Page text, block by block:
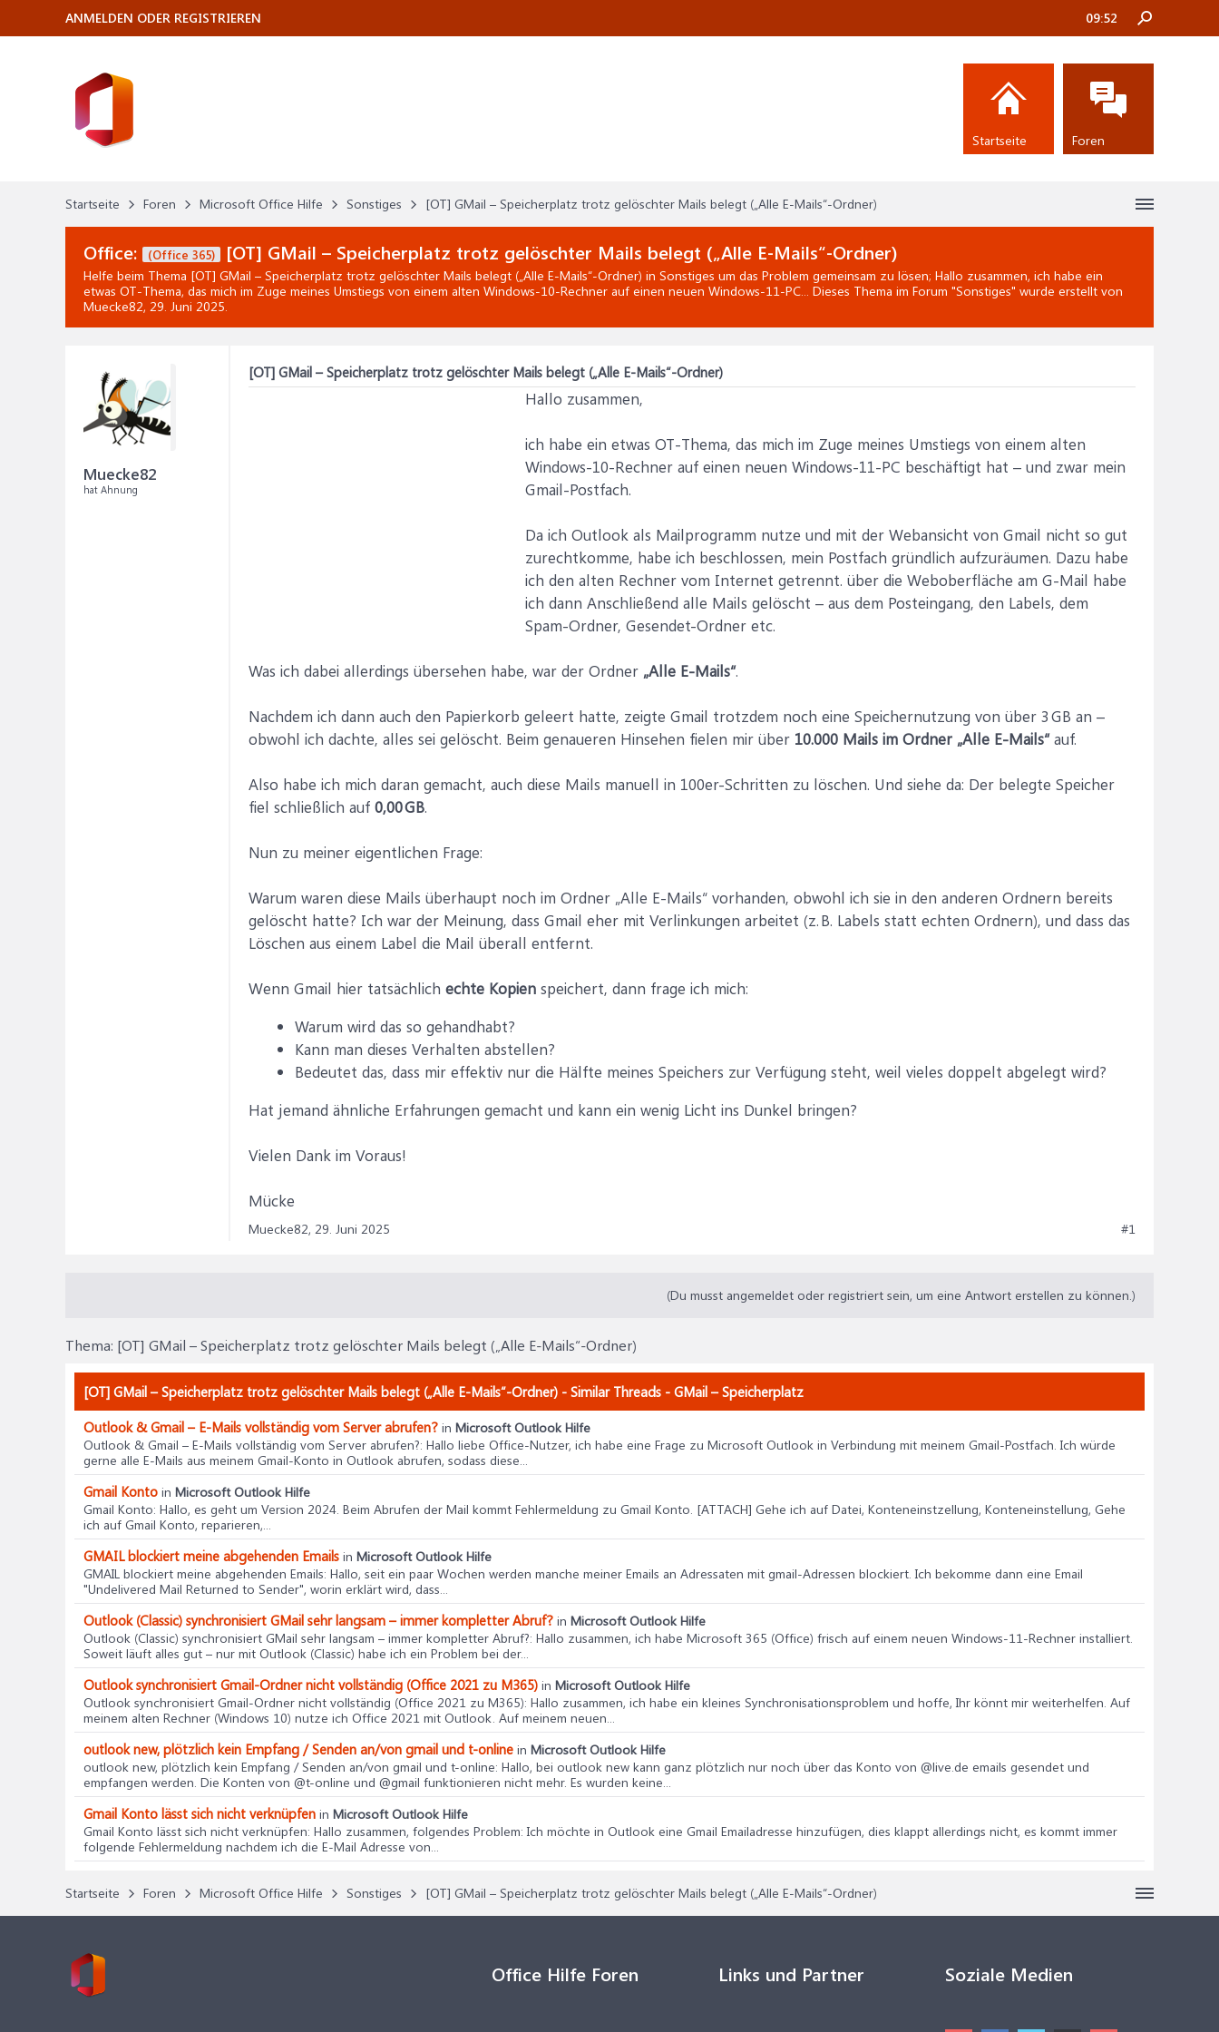
Startseite Foren Microsoft Office Hilfe Sonstiges [OT] GMail – Speicherplatz trotz gelöschter Mails belegt („Alle E-Mails“-Ordner)
Office: (Office 365) [OT] GMail – Speicherplatz trotz gelöschter Mails belegt („Alle E-Mails“-Ordner)
Helfe beim Thema [OT] GMail – Speicherplatz trotz gelöschter Mails belegt („Alle E-Mails“-Ordner) in Sonstiges um das Problem gemeinsam zu lösen; Hallo zusammen, ich habe ein
etwas OT-Thema, das mich im Zuge meines Umstiegs von einem alten Windows-10-Rechner auf einen neuen Windows-11-PC... Dieses Thema im Forum "Sonstiges" wurde erstellt von
Muecke82, 29. Juni 2025.
Muecke82
hat Ahnung
[OT] GMail – Speicherplatz trotz gelöschter Mails belegt („Alle E-Mails“-Ordner)
Hallo zusammen,
ich habe ein etwas OT-Thema, das mich im Zuge meines Umstiegs von einem alten
Windows-10-Rechner auf einen neuen Windows-11-PC beschäftigt hat – und zwar mein
Gmail-Postfach.
Da ich Outlook als Mailprogramm nutze und mit der Webansicht von Gmail nicht so gut
zurechtkomme, habe ich beschlossen, mein Postfach gründlich aufzuräumen. Dazu habe
ich den alten Rechner vom Internet getrennt. über die Weboberfläche am G-Mail habe
ich dann Anschließend alle Mails gelöscht – aus dem Posteingang, den Labels, dem
Spam-Ordner, Gesendet-Ordner etc.
Was ich dabei allerdings übersehen habe, war der Ordner „Alle E-Mails“.
Nachdem ich dann auch den Papierkorb geleert hatte, zeigte Gmail trotzdem noch eine Speichernutzung von über 3 GB an –
obwohl ich dachte, alles sei gelöscht. Beim genaueren Hinsehen fielen mir über 10.000 Mails im Ordner „Alle E-Mails“auf.
Also habe ich mich daran gemacht, auch diese Mails manuell in 100er-Schritten zu löschen. Und siehe da: Der belegte Speicher
fiel schließlich auf 0,00 GB.
Nun zu meiner eigentlichen Frage:
Warum waren diese Mails überhaupt noch im Ordner „Alle E-Mails“ vorhanden, obwohl ich sie in den anderen Ordnern bereits
gelöscht hatte? Ich war der Meinung, dass Gmail eher mit Verlinkungen arbeitet (z. B. Labels statt echten Ordnern), und dass das
Löschen aus einem Label die Mail überall entfernt.
Wenn Gmail hier tatsächlich echte Kopien speichert, dann frage ich mich:
Warum wird das so gehandhabt?
Kann man dieses Verhalten abstellen?
Bedeutet das, dass mir effektiv nur die Hälfte meines Speichers zur Verfügung steht, weil vieles doppelt abgelegt wird?
Hat jemand ähnliche Erfahrungen gemacht und kann ein wenig Licht ins Dunkel bringen?
Vielen Dank im Voraus!
Mücke
Muecke82, 29. Juni 2025 #1
(Du musst angemeldet oder registriert sein, um eine Antwort erstellen zu können.)
Thema: [OT] GMail – Speicherplatz trotz gelöschter Mails belegt („Alle E-Mails“-Ordner)
[OT] GMail – Speicherplatz trotz gelöschter Mails belegt („Alle E-Mails“-Ordner) - Similar Threads - GMail – Speicherplatz
Outlook & Gmail – E-Mails vollständig vom Server abrufen? in Microsoft Outlook Hilfe
Outlook & Gmail – E-Mails vollständig vom Server abrufen?: Hallo liebe Office-Nutzer, ich habe eine Frage zu Microsoft Outlook in Verbindung mit meinem Gmail-Postfach. Ich würde
gerne alle E-Mails aus meinem Gmail-Konto in Outlook abrufen, sodass diese...
Gmail Konto in Microsoft Outlook Hilfe
Gmail Konto: Hallo, es geht um Version 2024. Beim Abrufen der Mail kommt Fehlermeldung zu Gmail Konto. [ATTACH] Gehe ich auf Datei, Konteneinstzellung, Konteneinstellung, Gehe
ich auf Gmail Konto, reparieren,...
GMAIL blockiert meine abgehenden Emails in Microsoft Outlook Hilfe
GMAIL blockiert meine abgehenden Emails: Hallo, seit ein paar Wochen werden manche meiner Emails an Adressaten mit gmail-Adressen blockiert. Ich bekomme dann eine Email
"Undelivered Mail Returned to Sender", worin erklärt wird, dass...
Outlook (Classic) synchronisiert GMail sehr langsam – immer kompletter Abruf? in Microsoft Outlook Hilfe
Outlook (Classic) synchronisiert GMail sehr langsam – immer kompletter Abruf?: Hallo zusammen, ich habe Microsoft 365 (Office) frisch auf einem neuen Windows-11-Rechner installiert.
Soweit läuft alles gut – nur mit Outlook (Classic) habe ich ein Problem bei der...
Outlook synchronisiert Gmail-Ordner nicht vollständig (Office 2021 zu M365) in Microsoft Outlook Hilfe
Outlook synchronisiert Gmail-Ordner nicht vollständig (Office 2021 zu M365): Hallo zusammen, ich habe ein kleines Synchronisationsproblem und hoffe, Ihr könnt mir weiterhelfen. Auf
meinem alten Rechner (Windows 10) nutze ich Office 2021 mit Outlook. Auf meinem neuen...
outlook new, plötzlich kein Empfang / Senden an/von gmail und t-online in Microsoft Outlook Hilfe
outlook new, plötzlich kein Empfang / Senden an/von gmail und t-online: Hallo, bei outlook new kann ganz plötzlich nur noch über das Konto von @live.de emails gesendet und
empfangen werden. Die Konten von @t-online und @gmail funktionieren nicht mehr. Es wurden keine...
Gmail Konto lässt sich nicht verknüpfen in Microsoft Outlook Hilfe
Gmail Konto lässt sich nicht verknüpfen: Hallo zusammen, folgendes Problem: Ich möchte in Outlook eine Gmail Emailadresse hinzufügen, dies klappt allerdings nicht, es kommt immer
folgende Fehlermeldung nachdem ich die E-Mail Adresse von...
Startseite Foren Microsoft Office Hilfe Sonstiges [OT] GMail – Speicherplatz trotz gelöschter Mails belegt („Alle E-Mails“-Ordner)
ANMELDEN ODER REGISTRIEREN 09:52
Startseite Foren
Office Hilfe Foren Links und Partner Soziale Medien